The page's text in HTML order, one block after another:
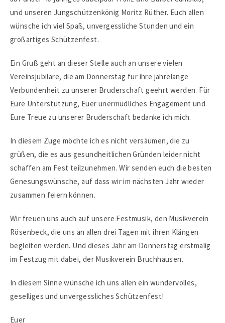
und unseren Jungschützenkönig Moritz Rüther. Euch allen
wünsche ich viel Spaß, unvergessliche Stunden und ein
großartiges Schützenfest.
Ein Gruß geht an dieser Stelle auch an unsere vielen
Vereinsjubilare, die am Donnerstag für ihre jahrelange
Verbundenheit zu unserer Bruderschaft geehrt werden. Für
Eure Unterstützung, Euer unermüdliches Engagement und
Eure Treue zu unserer Bruderschaft bedanke ich mich.
In diesem Zuge möchte ich es nicht versäumen, die zu
grüßen, die es aus gesundheitlichen Gründen leider nicht
schaffen am Fest teilzunehmen. Wir senden euch die besten
Genesungswünsche, auf dass wir im nächsten Jahr wieder
zusammen feiern können.
Wir freuen uns auch auf unsere Festmusik, den Musikverein
Rösenbeck, die uns an allen drei Tagen mit ihren Klängen
begleiten werden. Und dieses Jahr am Donnerstag erstmalig
im Festzug mit dabei, der Musikverein Bruchhausen.
In diesem Sinne wünsche ich uns allen ein wundervolles,
geselliges und unvergessliches Schützenfest!
Euer